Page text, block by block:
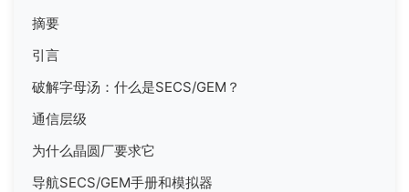
摘要
引言
破解字母汤：什么是SECS/GEM？
通信层级
为什么晶圆厂要求它
导航SECS/GEM手册和模拟器